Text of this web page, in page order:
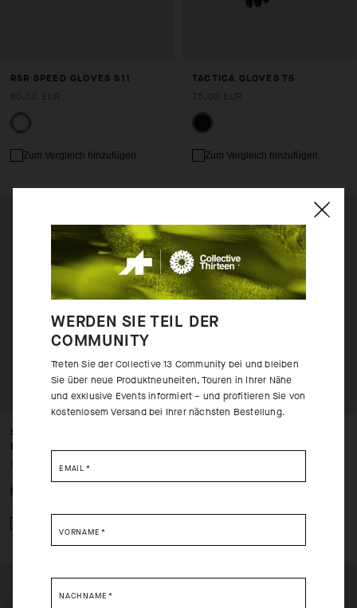
RSR SPEED GLOVES S11
Zum Vergleich hinzufügen
TACTICA GLOVES T5
Zum Vergleich hinzufügen
SPRING FALL LINER GLOVES
EVO
50,00 EUR
80,00 EUR
WERDEN SIE TEIL DER
COMMUNITY
Treten Sie der Collective 13 Community bei und bleiben
Sie über neue Produktneuheiten, Touren in Ihrer Nähe
und exklusive Events informiert – und profitieren Sie von
kostenlosem Versand bei Ihrer nächsten Bestellung.
EMAIL *
VORNAME *
NACHNAME *